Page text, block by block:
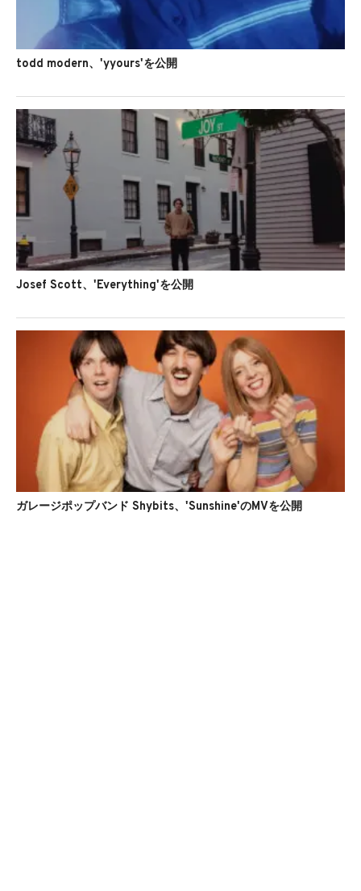
todd modern、'yyours'を公開
Josef Scott、'Everything'を公開
ガレージポップバンド Shybits、'Sunshine'のMVを公開